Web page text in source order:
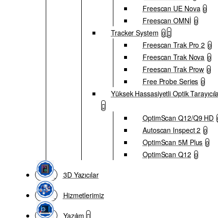
Freescan UE Nova 0
Freescan OMNİ 0
Tracker System 0
Freescan Trak Pro 2 0
Freescan Trak Nova 0
Freescan Trak Prow 0
Free Probe Series 0
Yüksek Hassasiyetli Optik
OptimScan Q12/Q9 HD
Autoscan Inspect 2 0
OptimScan 5M Plus 0
OptimScan Q12 0
3D Yazıcılar
Hizmetlerimiz
Yazılım